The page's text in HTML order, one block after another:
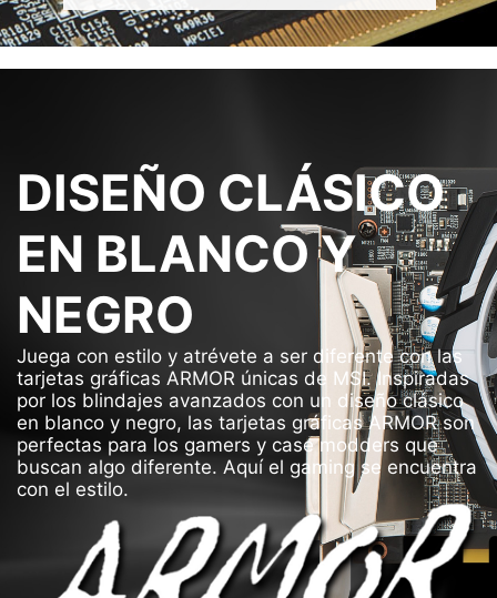
DISEÑO CLÁSICO
EN BLANCO Y
NEGRO
Juega con estilo y atrévete a ser diferente con las
tarjetas gráficas ARMOR únicas de MSI. Inspiradas
por los blindajes avanzados con un diseño clásico
en blanco y negro, las tarjetas gráficas ARMOR son
perfectas para los gamers y case modders que
buscan algo diferente. Aquí el gaming se encuentra
con el estilo.